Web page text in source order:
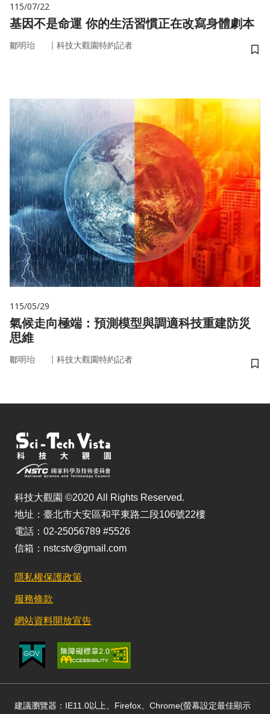
115/07/22
基因不是命運 你的生活習慣正在改寫身體劇本
鄒明珆 ｜ 科技大觀園特約記者
儲
115/05/29
氣候走向極端：預測模型與調適科技重建防災
思維
鄒明珆 ｜ 科技大觀園特約記者
儲
科技大觀園 ©2020 All Rights Reserved.
地址：臺北市大安區和平東路二段106號22樓
電話：02-25056789 #5526
信箱：nstcstv@gmail.com
隱私權保護政策
服務條款
網站資料開放宣告
建議瀏覽器：IE11.0以上、Firefox、Chrome(螢幕設定最佳顯示